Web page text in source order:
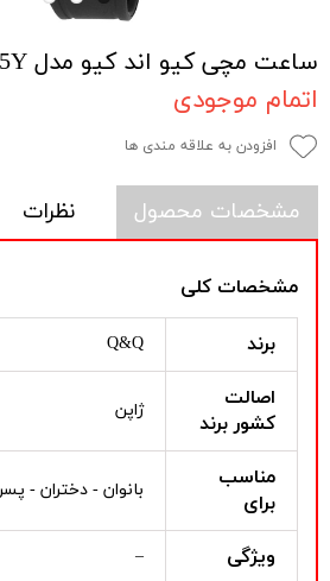
ساعت مچی کیو اند کیو مدل VQ50J005Y
اتمام موجودی
افزودن به علاقه مندی ها
مشخصات محصول نظرات
مشخصات کلی
برند Q&Q
اصالت
کشور برند
ژاپن
مناسب
برای
بانوان - دختران -
ویژگی –